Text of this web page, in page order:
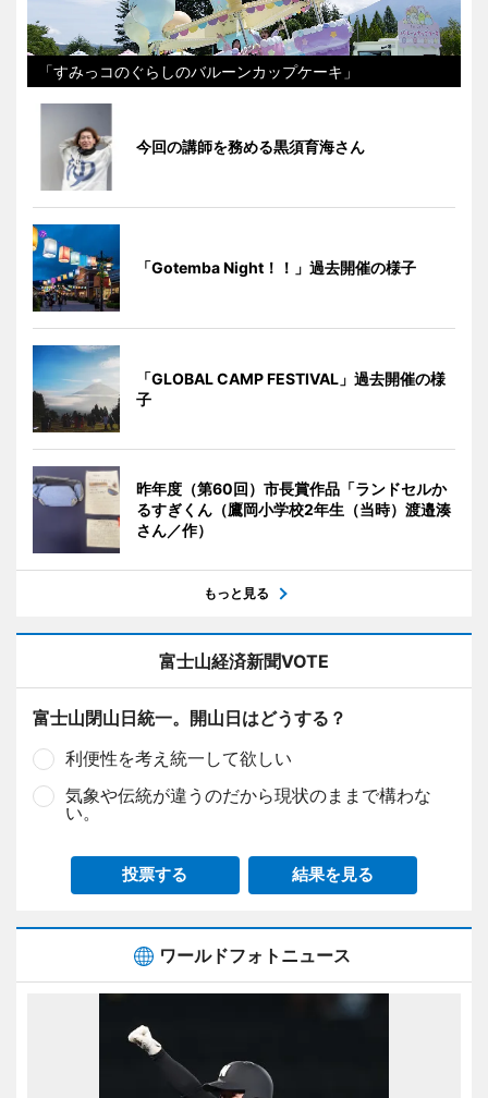
「すみっコのぐらしのバルーンカップケーキ」
今回の講師を務める黒須育海さん
「Gotemba Night！！」過去開催の様子
「GLOBAL CAMP FESTIVAL」過去開催の様
子
昨年度（第60回）市長賞作品「ランドセルか
るすぎくん（鷹岡小学校2年生（当時）渡邉湊
さん／作）
もっと見る
富士山経済新聞VOTE
富士山閉山日統一。開山日はどうする？
利便性を考え統一して欲しい
気象や伝統が違うのだから現状のままで構わな
い。
投票する 結果を見る
ワールドフォトニュース